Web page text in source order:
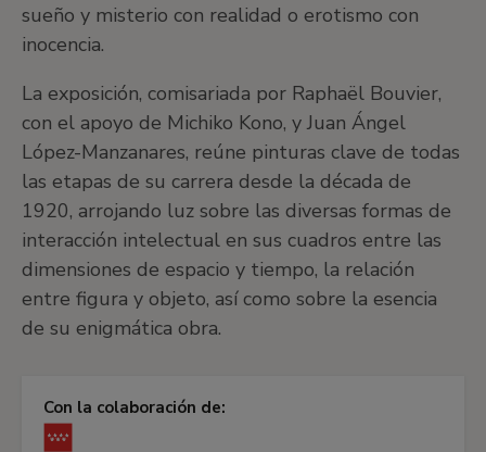
sueño y misterio con realidad o erotismo con
inocencia.
La exposición, comisariada por Raphaël Bouvier,
con el apoyo de Michiko Kono, y Juan Ángel
López-Manzanares, reúne pinturas clave de todas
las etapas de su carrera desde la década de
1920, arrojando luz sobre las diversas formas de
interacción intelectual en sus cuadros entre las
dimensiones de espacio y tiempo, la relación
entre figura y objeto, así como sobre la esencia
de su enigmática obra.
Con la colaboración de: